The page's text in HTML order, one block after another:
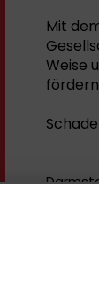
Mit
Weise